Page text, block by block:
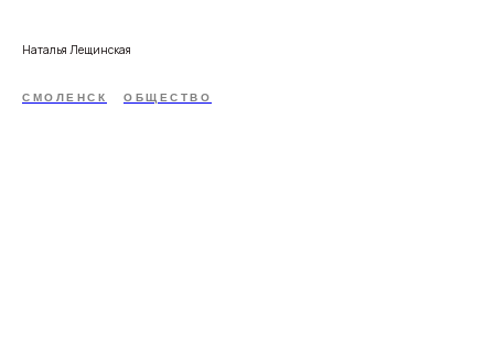
Наталья Лещинская
СМОЛЕНСК ОБЩЕСТВО